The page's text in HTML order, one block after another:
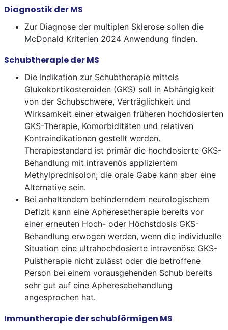
Diagnostik der MS
Zur Diagnose der multiplen Sklerose sollen die
McDonald Kriterien 2024 Anwendung finden.
Schubtherapie der MS
Die Indikation zur Schubtherapie mittels
Glukokortikosteroiden (GKS) soll in Abhängigkeit
von der Schubschwere, Verträglichkeit und
Wirksamkeit einer etwaigen früheren hochdosierten
GKS-Therapie, Komorbiditäten und relativen
Kontraindikationen gestellt werden.
Therapiestandard ist primär die hochdosierte GKS-
Behandlung mit intravenös appliziertem
Methylprednisolon; die orale Gabe kann aber eine
Alternative sein.
Bei anhaltendem behinderndem neurologischem
Defizit kann eine Apheresetherapie bereits vor
einer erneuten Hoch- oder Höchstdosis GKS-
Behandlung erwogen werden, wenn die individuelle
Situation eine ultrahochdosierte intravenöse GKS-
Pulstherapie nicht zulässt oder die betroffene
Person bei einem vorausgehenden Schub bereits
sehr gut auf eine Apheresebehandlung
angesprochen hat.
Immuntherapie der schubförmigen MS